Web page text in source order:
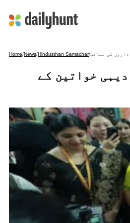
Home/News/Hindusthan Samachar/کی نمائش
خواتین کے